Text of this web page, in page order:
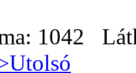
1042
Utolsó